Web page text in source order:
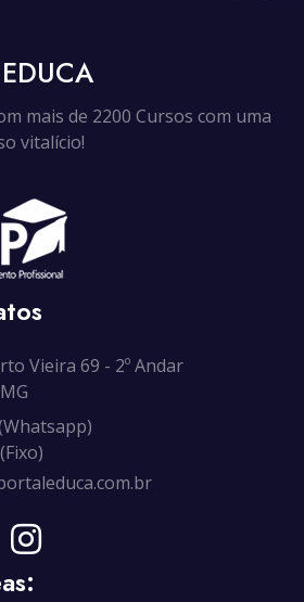
mais de 2200 Cursos com uma
vitalício!
Vieira 69 - 2º Andar